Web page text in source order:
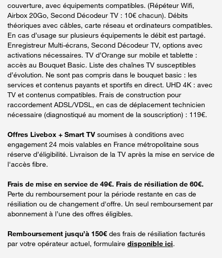
couverture, avec équipements compatibles. (Répéteur Wifi,
Airbox 20Go, Second Décodeur TV : 10€ chacun). Débits
théoriques avec câbles, carte réseau et ordinateurs compatibles.
En cas d’usage sur plusieurs équipements le débit est partagé.
Enregistreur Multi-écrans, Second Décodeur TV, options avec
activations nécessaires. TV d’Orange sur mobile et tablette :
accès au Bouquet Basic. Liste des chaînes TV susceptibles
d’évolution. Ne sont pas compris dans le bouquet basic : les
services et contenus payants et sportifs en direct. UHD 4K : avec
TV et contenus compatibles. Frais de construction pour
raccordement ADSL/VDSL, en cas de déplacement technicien
nécessaire (diagnostiqué au moment de la souscription) : 119€.
Offres Livebox + Smart TV soumises à conditions avec
engagement 24 mois valables en France métropolitaine sous
réserve d’éligibilité. Livraison de la TV après la mise en service de
l'accès fibre.
Frais de mise en service de 49€. Frais de résiliation de 60€.
Perte du remboursement pour la période restante en cas de
résiliation ou de changement d'offre. Un seul remboursement par
abonnement à l’une des offres éligibles.
Remboursement jusqu’à 150€ des frais de résiliation facturés
par votre opérateur actuel, formulaire disponible ici.